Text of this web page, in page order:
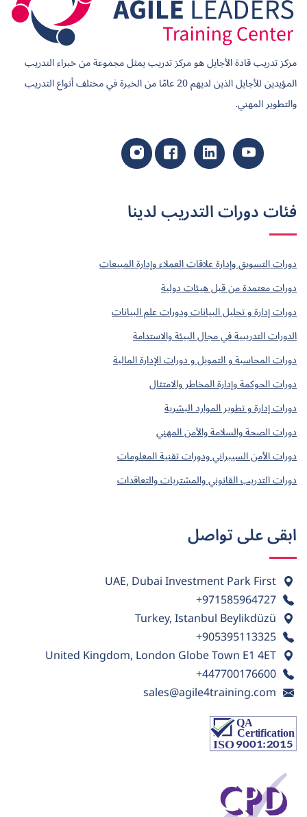
مركز تدريب قادة الأجايل هو مركز تدريب يمثل مجموعة من خبراء التدريب
المؤيدين للأجايل الذين لديهم 20 عامًا من الخبرة في مختلف أنواع التدريب
والتطوير المهني.
فئات دورات التدريب لدينا
دورات التسويق وإدارة علاقات العملاء وإدارة المبيعات
دورات معتمدة من قبل هيئات دولية
دورات إدارة و تحليل البيانات ودورات علم البيانات
الدورات التدريبية في مجال البيئة والاستدامة
دورات المحاسبة و التمويل و دورات الإدارة المالية
دورات الحوكمة وإدارة المخاطر والامتثال
دورات إدارة و تطوير الموارد البشرية
دورات الصحة والسلامة والأمن المهني
دورات الأمن السيبراني ودورات تقنية المعلومات
دورات التدريب القانوني والمشتريات والتعاقدات
ابقى على تواصل
UAE, Dubai Investment Park First
+971585964727
Turkey, Istanbul Beylikdüzü
+905395113325
United Kingdom, London Globe Town E1 4ET
+447700176600
sales@agile4training.com